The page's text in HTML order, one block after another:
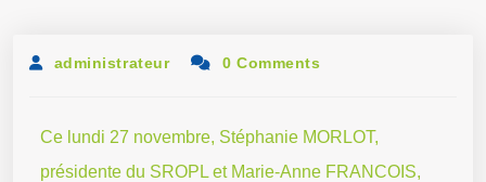
administrateur 0 Comments
Ce lundi 27 novembre, Stéphanie MORLOT,
présidente du SROPL et Marie-Anne FRANCOIS,